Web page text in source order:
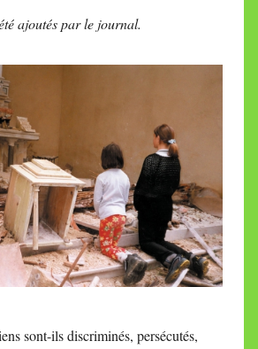
l
e
a
l
l
e
t
e
ajoutés par le journal.
sont-ils discriminés, persécutés,